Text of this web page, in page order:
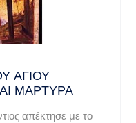
ΑΓΙΟΥ
ΜΑΡΤΥΡΑ
απέκτησε με το